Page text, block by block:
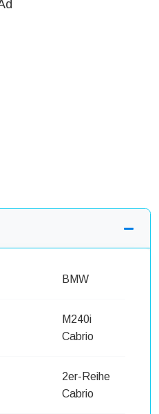
BMW
M240i
Cabrio
2er-Reihe
Cabrio